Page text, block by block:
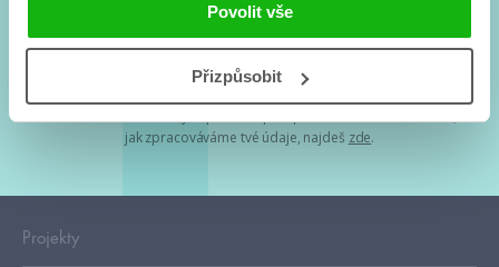
Povolit vše
Přizpůsobit
Tvá e-mailová adresa je u nás v bezpečí. Přečti si
jak zpracováváme tvé údaje, najdeš zde.
Projekty